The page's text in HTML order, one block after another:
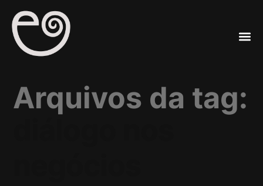
Arquivos da tag: